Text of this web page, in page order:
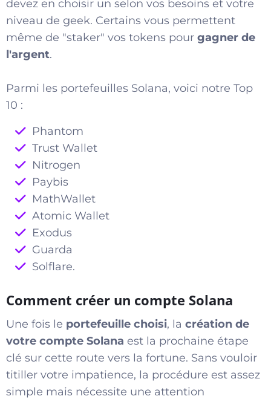
devez en choisir un selon vos besoins et votre
niveau de geek. Certains vous permettent
même de "staker" vos tokens pour gagner de
l'argent.
Parmi les portefeuilles Solana, voici notre Top
10 :
Phantom
Trust Wallet
Nitrogen
Paybis
MathWallet
Atomic Wallet
Exodus
Guarda
Solflare.
Comment créer un compte Solana
Une fois le portefeuille choisi, la création de
votre compte Solana est la prochaine étape
clé sur cette route vers la fortune. Sans vouloir
titiller votre impatience, la procédure est assez
simple mais nécessite une attention